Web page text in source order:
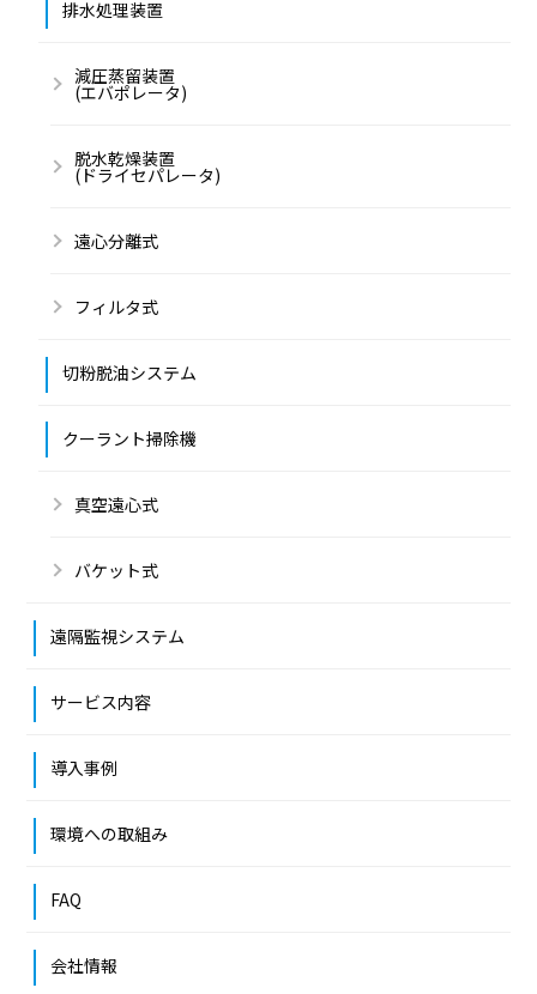
排水処理装置
減圧蒸留装置
(エバポレータ)
脱水乾燥装置
(ドライセパレータ)
遠心分離式
フィルタ式
切粉脱油システム
クーラント掃除機
真空遠心式
バケット式
遠隔監視システム
サービス内容
導入事例
環境への取組み
FAQ
会社情報